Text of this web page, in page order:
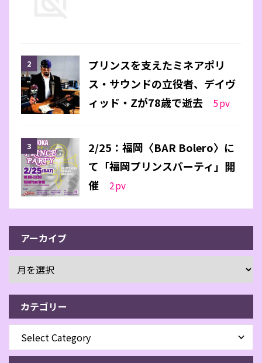
プリンスを支えたミネアポリ
ス・サウンドの立役者、デイヴ
ィッド・Zが78歳で逝去
5pv
2/25：福岡〈BAR Bolero〉に
て「福岡プリンスパーティ」開
催
2pv
アーカイブ
カテゴリー